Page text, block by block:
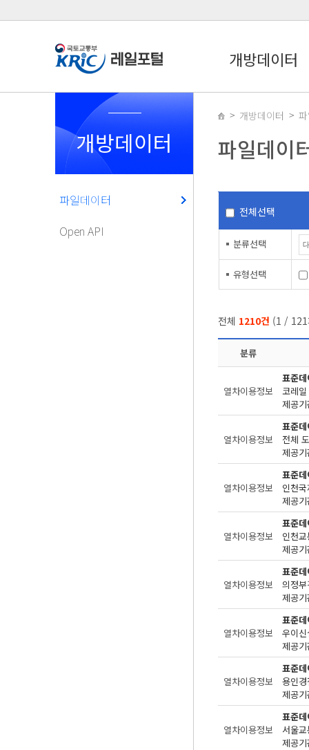
개방데이터
개방데이터
파일데이터
Open API
개방데이터
파일데이
전체선택
분류선택
유형선택
전체 1210건 (1 / 121
분류
열차이용정보
표준
코레
제공
열차이용정보
표준
전체
제공
열차이용정보
표준
인천
제공
열차이용정보
표준
인천
제공
열차이용정보
표준
의정
제공
열차이용정보
표준
우이
제공
열차이용정보
표준
용인
제공
열차이용정보
표준
서울
제공